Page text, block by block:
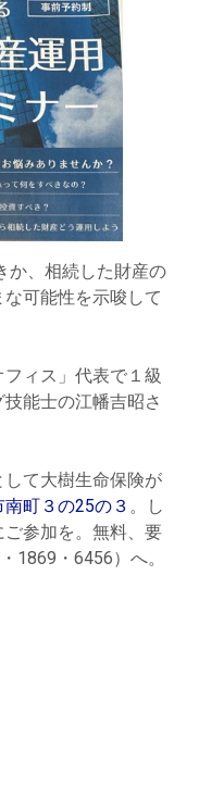
か、相続した財産の
可能性を示唆して
ィス」代表で１級
能士の江幡吉昭さ
して大樹生命保険が
町３の25の３ 。し
参加を。無料、要
1869・6456）へ。